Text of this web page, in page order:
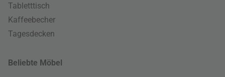
Tabletttisch
Kaffeebecher
Tagesdecken
Beliebte Möbel